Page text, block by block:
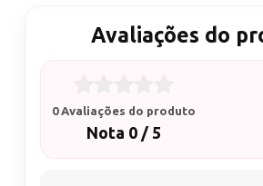
Avaliações do
0 Avaliações do produto
Nota 0 / 5